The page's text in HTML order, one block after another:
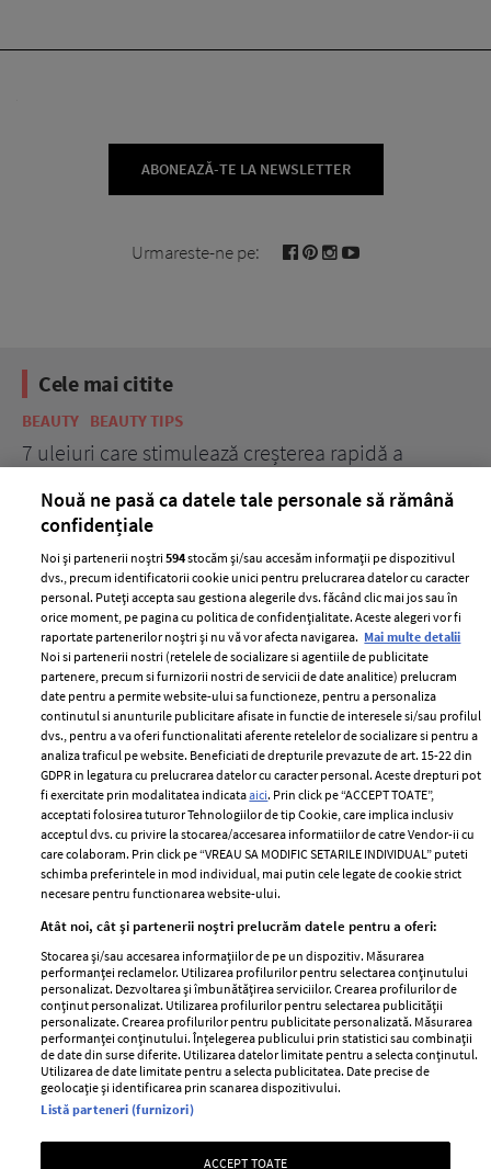
ABONEAZĂ-TE LA NEWSLETTER
Urmareste-ne pe:
Cele mai citite
BEAUTY BEAUTY TIPS
7 uleiuri care stimulează creșterea rapidă a
ELLE Style Awards
2024
Despre ELLE
Romania
Contact
Abonamente
Termeni si conditii
Politica de
confidențialitate
Politica de cookies
Publicitate
GSP
Unica
Baby
Retete
femei
Viva
Avantaje
Retete practice
Pariază responsabil! Decizia ONJN nr. 821/25.09.2025.
Jocurile de noroc sunt interzise minorilor.
Nouă ne pasă ca datele tale personale să rămână
confidențiale
Noi și partenerii noștri594stocăm și/sau accesăm informații pe dispozitivul
dvs., precum identificatorii cookie unici pentru prelucrarea datelor cu caracter
personal. Puteți accepta sau gestiona alegerile dvs. făcând clic mai jos sau în
orice moment, pe pagina cu politica de confidențialitate. Aceste alegeri vor fi
raportate partenerilor noștri și nu vă vor afecta navigarea. Mai multe detalii
Noi si partenerii nostri (retelele de socializare si agentiile de publicitate
partenere, precum si furnizorii nostri de servicii de date analitice) prelucram
date pentru a permite website-ului sa functioneze, pentru a personaliza
continutul si anunturile publicitare afisate in functie de interesele si/sau profilul
dvs., pentru a va oferi functionalitati aferente retelelor de socializare si pentru a
analiza traficul pe website. Beneficiati de drepturile prevazute de art. 15-22 din
GDPR in legatura cu prelucrarea datelor cu caracter personal. Aceste drepturi pot
fi exercitate prin modalitatea indicataaici. Prin click pe “ACCEPT TOATE”,
acceptati folosirea tuturor Tehnologiilor de tip Cookie, care implica inclusiv
acceptul dvs. cu privire la stocarea/accesarea informatiilor de catre Vendor-ii cu
care colaboram. Prin click pe “VREAU SA MODIFIC SETARILE INDIVIDUAL” puteti
schimba preferintele in mod individual, mai putin cele legate de cookie strict
necesare pentru functionarea website-ului.
Atât noi, cât și partenerii noștri prelucrăm datele pentru a oferi:
Stocarea și/sau accesarea informațiilor de pe un dispozitiv. Măsurarea
performanței reclamelor. Utilizarea profilurilor pentru selectarea conținutului
personalizat. Dezvoltarea și îmbunătățirea serviciilor. Crearea profilurilor de
conținut personalizat. Utilizarea profilurilor pentru selectarea publicității
personalizate. Crearea profilurilor pentru publicitate personalizată. Măsurarea
performanței conținutului. Înțelegerea publicului prin statistici sau combinații
de date din surse diferite. Utilizarea datelor limitate pentru a selecta conținutul.
Utilizarea de date limitate pentru a selecta publicitatea. Date precise de
geolocație și identificarea prin scanarea dispozitivului.
Listă parteneri (furnizori)
ACCEPT TOATE